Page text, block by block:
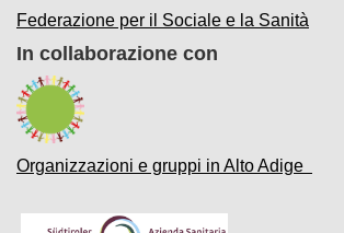
Federazione per il Sociale e la Sanità
In collaborazione con
Organizzazioni e gruppi in Alto Adige